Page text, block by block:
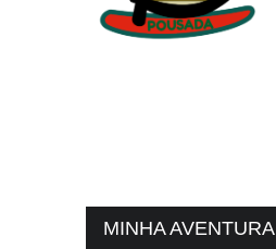
MINHA AVENTURA